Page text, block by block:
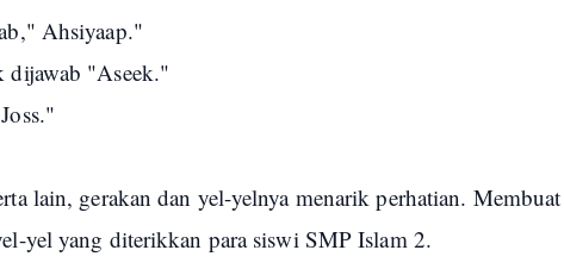
Ahsiyaap."
dijawab "Aseek."
lain, gerakan dan yel-yelnya menarik perhatian. Membuat
yel yang diterikkan para siswi SMP Islam 2.